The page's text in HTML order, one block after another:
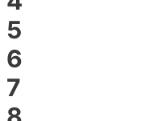
5
6
7